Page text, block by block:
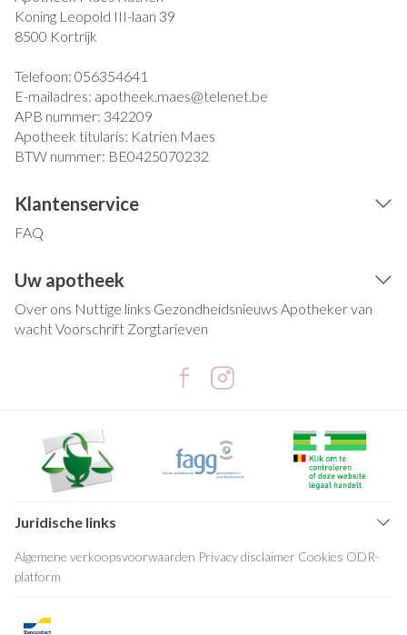
Koning Leopold III-laan 39
8500 Kortrijk
Telefoon: 056354641
E-mailadres: apotheek.maes@telenet.be
APB nummer: 342209
Apotheek titularis: Katrien Maes
BTW nummer: BE0425070232
Klantenservice
FAQ
Uw apotheek
Over ons Nuttige links Gezondheidsnieuws Apotheker van
wachtVoorschrift Zorgtarieven
Juridische links
Algemene verkoopsvoorwaarden Privacy disclaimer Cookies ODR-
platform